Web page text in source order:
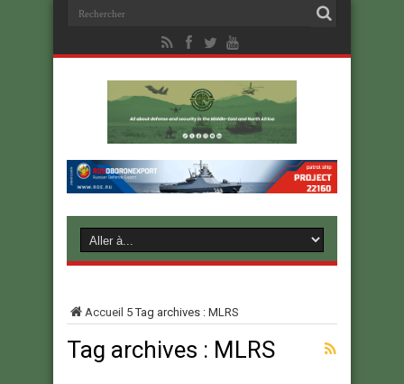
Accueil 5Tag archives : MLRS
Tag archives : MLRS